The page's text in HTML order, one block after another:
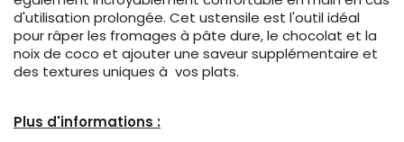
d'utilisation prolongée. Cet ustensile est l'outil idéal
pour râper les fromages à pâte dure, le chocolat et la
noix de coco et ajouter une saveur supplémentaire et
des textures uniques à vos plats.
Plus d'informations :